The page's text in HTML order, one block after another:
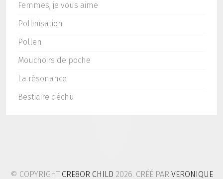
Femmes, je vous aime
Pollinisation
Pollen
Mouchoirs de poche
La résonance
Bestiaire déchu
© COPYRIGHT CRE8OR CHILD 2026. CRÉÉ PAR VERONIQUE